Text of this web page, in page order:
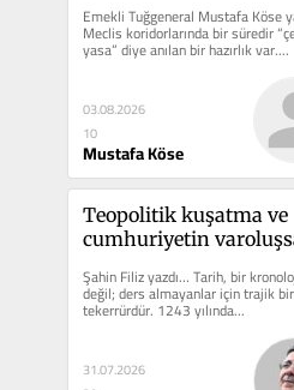
Emekli Tuğgeneral Mustafa Köse
Meclis koridorlarında bir süredir
yasa” diye anılan bir hazırlık var....
03.08.2026
10
Mustafa Köse
Teopolitik kuşatma ve
cumhuriyetin
Şahin Filiz yazdı… Tarih, bir
değil; ders almayanlar için trajik bir
tekerrürdür. 1243 yılında...
31.07.2026